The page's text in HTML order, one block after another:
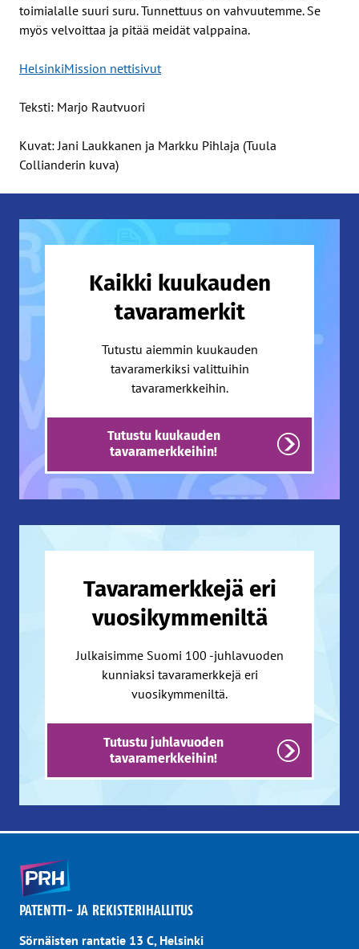
toimialalle suuri suru. Tunnettuus on vahvuutemme. Se
myös velvoittaa ja pitää meidät valppaina.
HelsinkiMission nettisivut
Teksti: Marjo Rautvuori
Kuvat: Jani Laukkanen ja Markku Pihlaja (Tuula
Collianderin kuva)
Kaikki kuukauden
tavaramerkit
Tutustu aiemmin kuukauden
tavaramerkiksi valittuihin
tavaramerkkeihin.
Tutustu kuukauden
tavaramerkkeihin!
Tavaramerkkejä eri
vuosikymmeniltä
Julkaisimme Suomi 100 -juhlavuoden
kunniaksi tavaramerkkejä eri
vuosikymmeniltä.
Tutustu juhlavuoden
tavaramerkkeihin!
PATENTTI- JA REKISTERIHALLITUS
Sörnäisten rantatie 13 C, Helsinki